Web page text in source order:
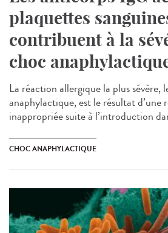
plaquettes
contribuent à la
choc
La réaction allergique la plus sévère,
anaphylactique, est le résultat
inappropriée suite à l’introduction
CHOC ANAPHYLACTIQUE